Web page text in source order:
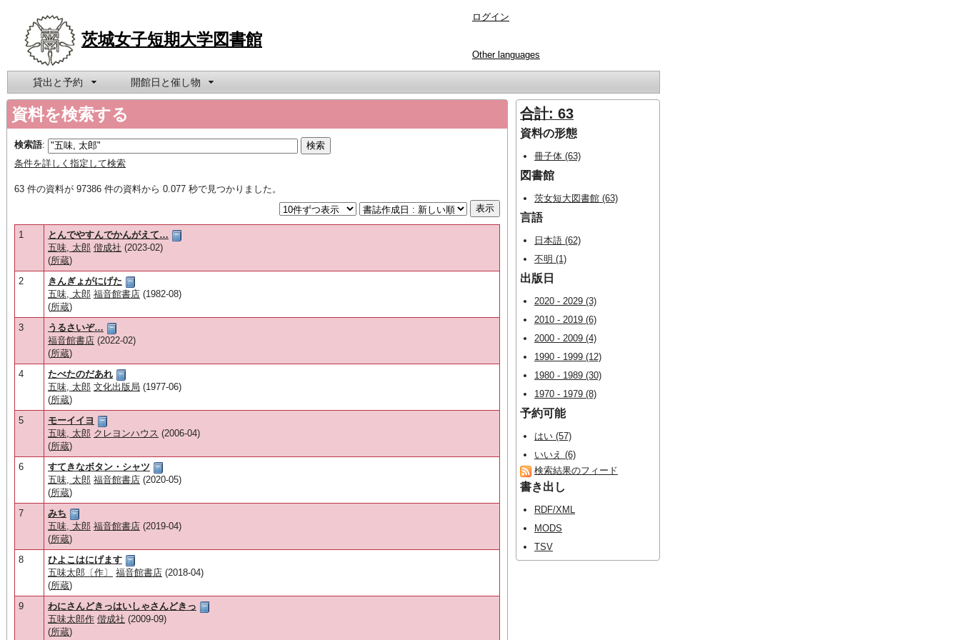
茨城女子短期大学図書館
ログイン
Other languages
貸出と予約 開館日と催し物
資料を検索する
検索語:
条件を詳しく指定して検索
63 件の資料が 97386 件の資料から 0.077 秒で見つかりました。
1
とんでやすんでかんがえて…
五味, 太郎 偕成社 (2023-02)
(所蔵)
2
きんぎょがにげた
五味, 太郎 福音館書店 (1982-08)
(所蔵)
3
うるさいぞ…
福音館書店 (2022-02)
(所蔵)
4
たべたのだあれ
五味, 太郎 文化出版局 (1977-06)
(所蔵)
5
モーイイヨ
五味, 太郎 クレヨンハウス (2006-04)
(所蔵)
6
すてきなボタン・シャツ
五味, 太郎 福音館書店 (2020-05)
(所蔵)
7
みち
五味, 太郎 福音館書店 (2019-04)
(所蔵)
8
ひよこはにげます
五味太郎〔作〕
福音館書店 (2018-04)
(所蔵)
9
わにさんどきっはいしゃさんどきっ
五味太郎作 偕成社 (2009-09)
(所蔵)
合計: 63
資料の形態
冊子体 (63)
図書館
茨女短大図書館 (63)
言語
日本語 (62)
不明 (1)
出版日
2020 - 2029 (3)
2010 - 2019 (6)
2000 - 2009 (4)
1990 - 1999 (12)
1980 - 1989 (30)
1970 - 1979 (8)
予約可能
はい (57)
いいえ (6)
検索結果のフィード
書き出し
RDF/XML
MODS
TSV